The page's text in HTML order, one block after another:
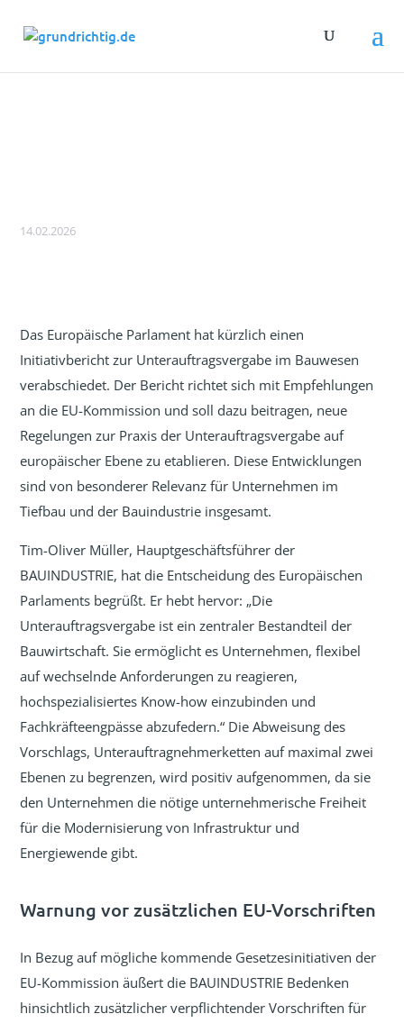
14.02.2026
Das Europäische Parlament hat kürzlich einen
Initiativbericht zur Unterauftragsvergabe im Bauwesen
verabschiedet. Der Bericht richtet sich mit Empfehlungen
an die EU-Kommission und soll dazu beitragen, neue
Regelungen zur Praxis der Unterauftragsvergabe auf
europäischer Ebene zu etablieren. Diese Entwicklungen
sind von besonderer Relevanz für Unternehmen im
Tiefbau und der Bauindustrie insgesamt.
Tim-Oliver Müller, Hauptgeschäftsführer der
BAUINDUSTRIE, hat die Entscheidung des Europäischen
Parlaments begrüßt. Er hebt hervor: „Die
Unterauftragsvergabe ist ein zentraler Bestandteil der
Bauwirtschaft. Sie ermöglicht es Unternehmen, flexibel
auf wechselnde Anforderungen zu reagieren,
hochspezialisiertes Know-how einzubinden und
Fachkräfteengpässe abzufedern.“ Die Abweisung des
Vorschlags, Unterauftragnehmerketten auf maximal zwei
Ebenen zu begrenzen, wird positiv aufgenommen, da sie
den Unternehmen die nötige unternehmerische Freiheit
für die Modernisierung von Infrastruktur und
Energiewende gibt.
Warnung vor zusätzlichen EU-Vorschriften
In Bezug auf mögliche kommende Gesetzesinitiativen der
EU-Kommission äußert die BAUINDUSTRIE Bedenken
hinsichtlich zusätzlicher verpflichtender Vorschriften für